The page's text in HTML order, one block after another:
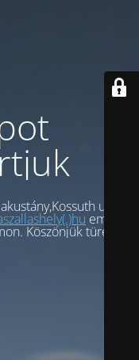
ut 54/a
email-
Köszönjük türelmét.